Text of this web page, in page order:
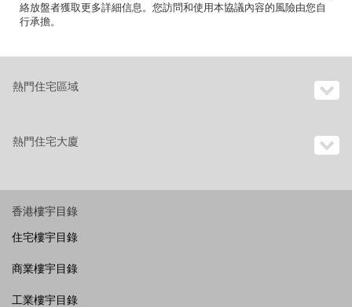
絡放盤者獲取更多詳細信息。您訪問和使用本協議內容的風險由您自
行承擔。
熱門住宅區域
熱門住宅大廈
香港樓宇目錄
住宅樓宇目錄
商業樓宇目錄
工業樓宇目錄